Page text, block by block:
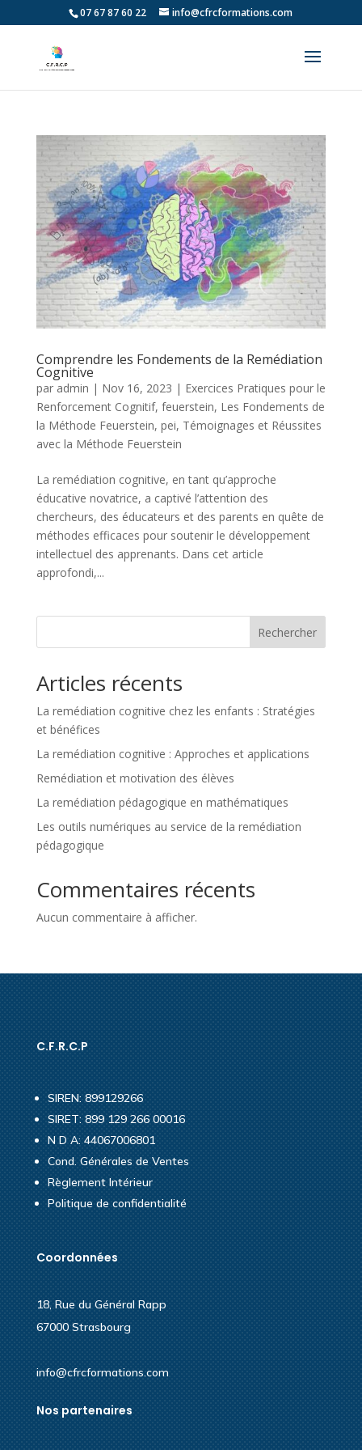
07 67 87 60 22 info@cfrcformations.com
Comprendre les Fondements de la Remédiation
Cognitive
par admin | Nov 16, 2023 | Exercices Pratiques pour le
Renforcement Cognitif, feuerstein, Les Fondements de
la Méthode Feuerstein, pei, Témoignages et Réussites
avec la Méthode Feuerstein
La remédiation cognitive, en tant qu’approche
éducative novatrice, a captivé l’attention des
chercheurs, des éducateurs et des parents en quête de
méthodes efficaces pour soutenir le développement
intellectuel des apprenants. Dans cet article
approfondi,...
Rechercher
Articles récents
La remédiation cognitive chez les enfants : Stratégies
et bénéfices
La remédiation cognitive : Approches et applications
Remédiation et motivation des élèves
La remédiation pédagogique en mathématiques
Les outils numériques au service de la remédiation
pédagogique
Commentaires récents
Aucun commentaire à afficher.
C.F.R.C.P
SIREN: 899129266
SIRET: 899 129 266 00016
N D A: 44067006801
Cond. Générales de Ventes
Règlement Intérieur
Politique de confidentialité
Coordonnées
18, Rue du Général Rapp
67000 Strasbourg
info@cfrcformations.com
Nos partenaires